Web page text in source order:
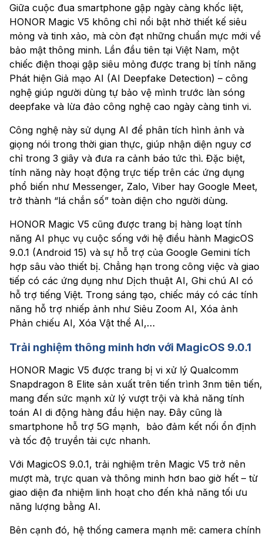
Giữa cuộc đua smartphone gập ngày càng khốc liệt,
HONOR Magic V5 không chỉ nổi bật nhờ thiết kế siêu
mỏng và tinh xảo, mà còn đạt những chuẩn mực mới về
bảo mật thông minh. Lần đầu tiên tại Việt Nam, một
chiếc điện thoại gập siêu mỏng được trang bị tính năng
Phát hiện Giả mạo AI (AI Deepfake Detection) – công
nghệ giúp người dùng tự bảo vệ mình trước làn sóng
deepfake và lừa đảo công nghệ cao ngày càng tinh vi.
Công nghệ này sử dụng AI để phân tích hình ảnh và
giọng nói trong thời gian thực, giúp nhận diện nguy cơ
chỉ trong 3 giây và đưa ra cảnh báo tức thì. Đặc biệt,
tính năng này hoạt động trực tiếp trên các ứng dụng
phổ biến như Messenger, Zalo, Viber hay Google Meet,
trở thành “lá chắn số” toàn diện cho người dùng.
HONOR Magic V5 cũng được trang bị hàng loạt tính
năng AI phục vụ cuộc sống với hệ điều hành MagicOS
9.0.1 (Android 15) và sự hỗ trợ của Google Gemini tích
hợp sâu vào thiết bị. Chẳng hạn trong công việc và giao
tiếp có các ứng dụng như Dịch thuật AI, Ghi chú AI có
hỗ trợ tiếng Việt. Trong sáng tạo, chiếc máy có các tính
năng hỗ trợ nhiếp ảnh như Siêu Zoom AI, Xóa ảnh
Phản chiếu AI, Xóa Vật thể AI,…
Trải nghiệm thông minh hơn với MagicOS 9.0.1
HONOR Magic V5 được trang bị vi xử lý Qualcomm
Snapdragon 8 Elite sản xuất trên tiến trình 3nm tiên tiến,
mang đến sức mạnh xử lý vượt trội và khả năng tính
toán AI di động hàng đầu hiện nay. Đây cũng là
smartphone hỗ trợ 5G mạnh, bảo đảm kết nối ổn định
và tốc độ truyền tải cực nhanh.
Với MagicOS 9.0.1, trải nghiệm trên Magic V5 trở nên
mượt mà, trực quan và thông minh hơn bao giờ hết – từ
giao diện đa nhiệm linh hoạt cho đến khả năng tối ưu
năng lượng bằng AI.
Bên cạnh đó, hệ thống camera mạnh mẽ: camera chính